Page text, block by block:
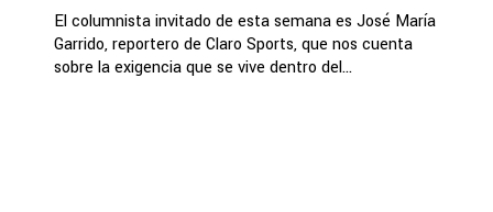
El columnista invitado de esta semana es José María
Garrido, reportero de Claro Sports, que nos cuenta
sobre la exigencia que se vive dentro del...